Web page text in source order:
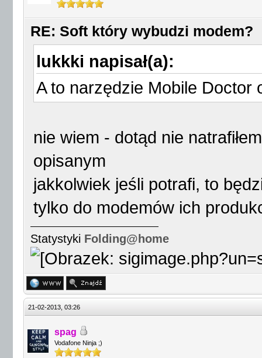
RE: Soft który wybudzi modem?
lukkki napisał(a):
A to narzędzie Mobile Doctor
nie wiem - dotąd nie
opisanym
jakkolwiek jeśli potrafi, to
tylko do modemów ich
Statystyki Folding@home
21-02-2013, 03:26
spag
Vodafone Ninja ;)